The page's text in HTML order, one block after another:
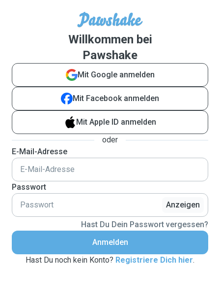
Willkommen bei
Pawshake
Mit Google anmelden
Mit Facebook anmelden
Mit Apple ID anmelden
oder
E-Mail-Adresse
Passwort
Anzeigen
Hast Du Dein Passwort vergessen?
Anmelden
Hast Du noch kein Konto? Registriere Dich hier.